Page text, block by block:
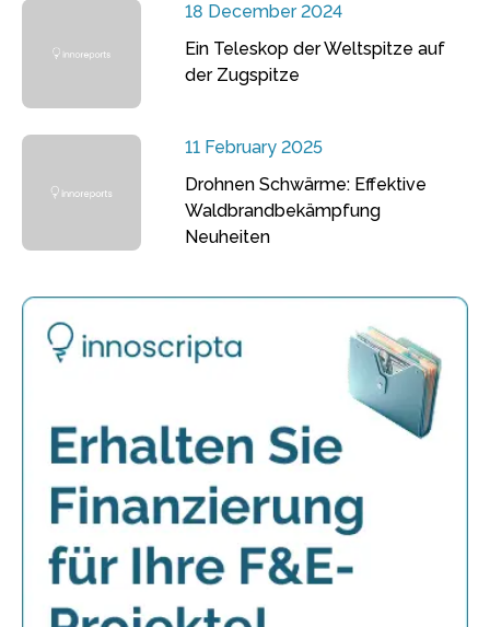
18 December 2024
Ein Teleskop der Weltspitze auf
der Zugspitze
11 February 2025
Drohnen Schwärme: Effektive
Waldbrandbekämpfung
Neuheiten